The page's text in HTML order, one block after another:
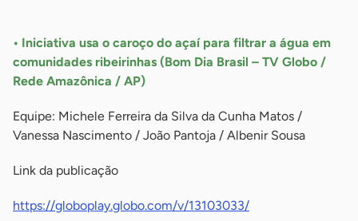
• Iniciativa usa o caroço do açaí para filtrar a água em
comunidades ribeirinhas (Bom Dia Brasil – TV Globo /
Rede Amazônica / AP)
Equipe: Michele Ferreira da Silva da Cunha Matos /
Vanessa Nascimento / João Pantoja / Albenir Sousa
Link da publicação
https://globoplay.globo.com/v/13103033/